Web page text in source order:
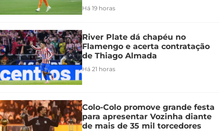
Há 19 horas
River Plate dá chapéu no
Flamengo e acerta contratação
de Thiago Almada
Há 21 horas
Colo-Colo promove grande festa
para apresentar Vozinha diante
de mais de 35 mil torcedores